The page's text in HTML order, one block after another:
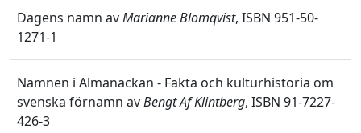
Dagens namn avMarianne Blomqvist, ISBN 951-50-
1271-1
Namnen i Almanackan - Fakta och kulturhistoria om
svenska förnamn avBengt Af Klintberg, ISBN 91-7227-
426-3